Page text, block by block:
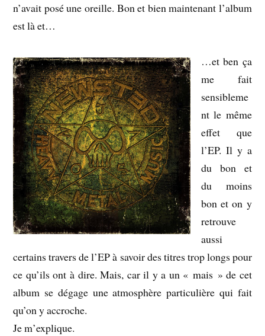
n’avait posé une oreille. Bon et bien maintenant l’album
est là et…
…et ben ça
me fait
sensibleme
nt le même
effet que
l’EP. Il y a
du bon et
du moins
bon et on y
retrouve
aussi
certains travers de l’EP à savoir des titres trop longs pour
ce qu’ils ont à dire. Mais, car il y a un « mais » de cet
album se dégage une atmosphère particulière qui fait
qu’on y accroche.
Je m’explique.